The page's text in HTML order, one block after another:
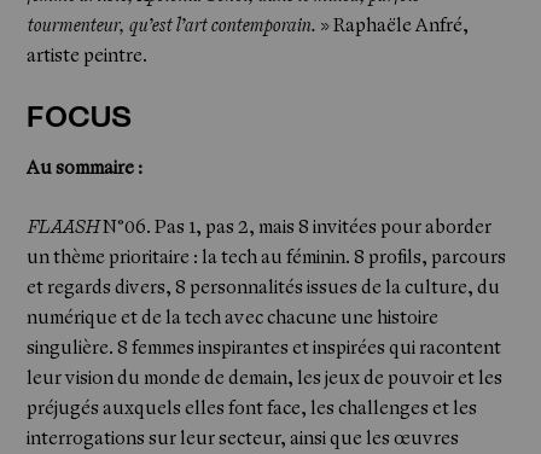
tourmenteur, qu’est l’art contemporain. » Raphaële Anfré,
artiste peintre.
FOCUS
Au sommaire :
FLAASHN°06. Pas 1, pas 2, mais 8 invitées pour aborder
un thème prioritaire : la tech au féminin. 8 profils, parcours
et regards divers, 8 personnalités issues de la culture, du
numérique et de la tech avec chacune une histoire
singulière. 8 femmes inspirantes et inspirées qui racontent
leur vision du monde de demain, les jeux de pouvoir et les
préjugés auxquels elles font face, les challenges et les
interrogations sur leur secteur, ainsi que les œuvres